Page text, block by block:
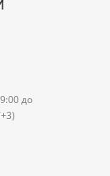
до